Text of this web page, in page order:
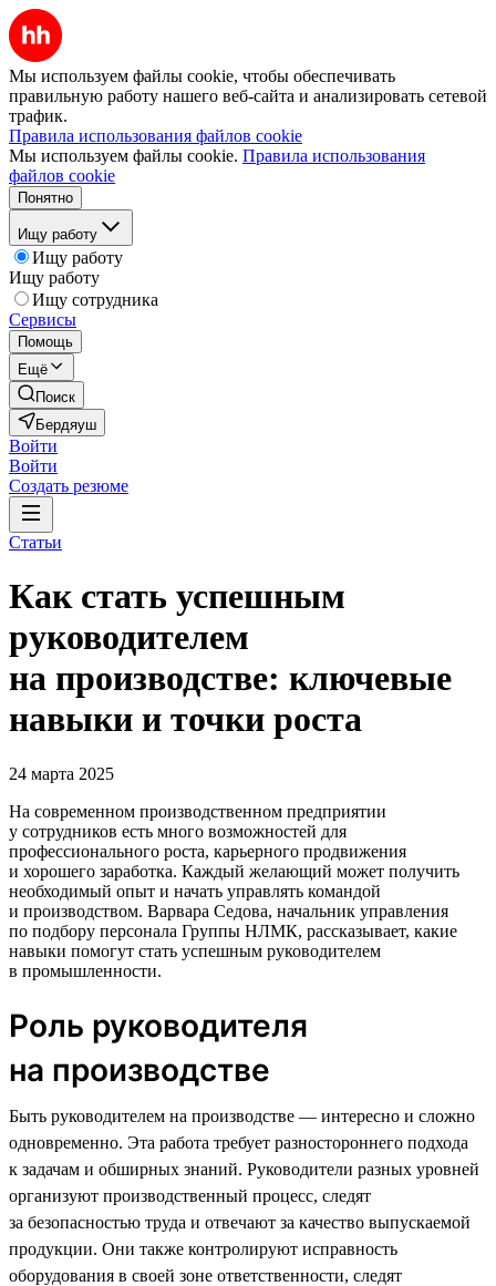
Мы используем файлы cookie, чтобы обеспечивать
правильную работу нашего веб-сайта и анализировать сетевой
трафик.
Правила использования файлов cookie
Мы используем файлы cookie. Правила использования
файлов cookie
Понятно
Ищу работу
Ищу работу
Ищу работу
Ищу сотрудника
Сервисы
Помощь
Ещё
Поиск
Бердяуш
Войти
Войти
Создать резюме
Статьи
Как стать успешным
руководителем
на производстве: ключевые
навыки и точки роста
24 марта 2025
На современном производственном предприятии
у сотрудников есть много возможностей для
профессионального роста, карьерного продвижения
и хорошего заработка. Каждый желающий может получить
необходимый опыт и начать управлять командой
и производством. Варвара Седова, начальник управления
по подбору персонала Группы НЛМК, рассказывает, какие
навыки помогут стать успешным руководителем
в промышленности.
Роль руководителя
на производстве
Быть руководителем на производстве — интересно и сложно
одновременно. Эта работа требует разностороннего подхода
к задачам и обширных знаний. Руководители разных уровней
организуют производственный процесс, следят
за безопасностью труда и отвечают за качество выпускаемой
продукции. Они также контролируют исправность
оборудования в своей зоне ответственности, следят